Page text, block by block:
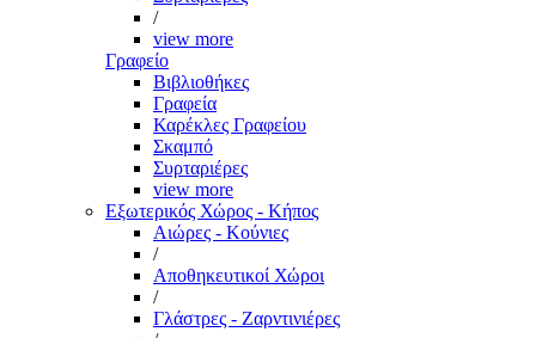
/
view more
Γραφείο
Βιβλιοθήκες
Γραφεία
Καρέκλες Γραφείου
Σκαμπό
Συρταριέρες
view more
Εξωτερικός Χώρος - Κήπος
Αιώρες - Κούνιες
/
Αποθηκευτικοί Χώροι
/
Γλάστρες - Ζαρντινιέρες